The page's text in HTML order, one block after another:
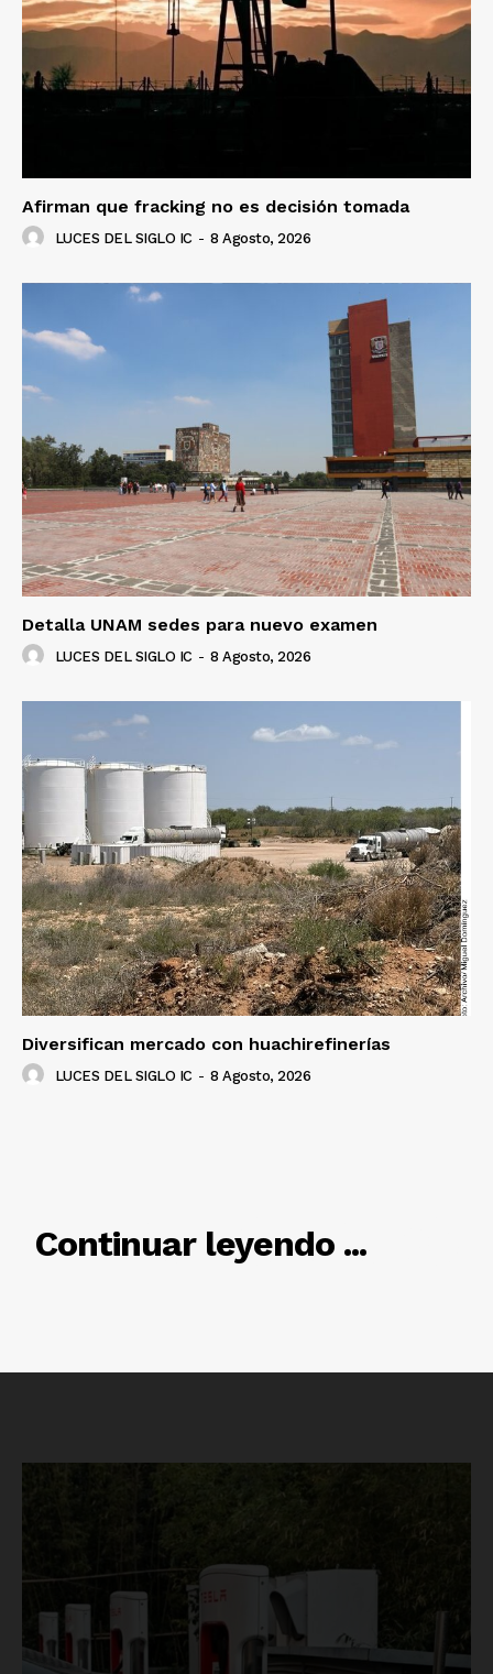
Del Siglo
Afirman que fracking no es decisión tomada
LUCES DEL SIGLO IC - 8 Agosto, 2026
Detalla UNAM sedes para nuevo examen
LUCES DEL SIGLO IC - 8 Agosto, 2026
Diversifican mercado con huachirefinerías
LUCES DEL SIGLO IC - 8 Agosto, 2026
Continuar leyendo ...
RELACIONADO